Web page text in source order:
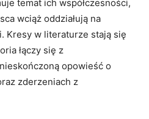
temat ich współczesności,
wciąż oddziałują na
Kresy w literaturze stają się
łączy się z
opowieść o
zderzeniach z